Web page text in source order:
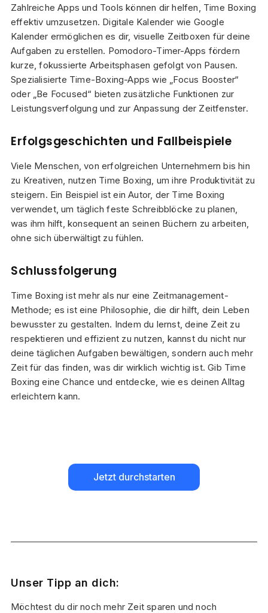
Zahlreiche Apps und Tools können dir helfen, Time Boxing
effektiv umzusetzen. Digitale Kalender wie Google
Kalender ermöglichen es dir, visuelle Zeitboxen für deine
Aufgaben zu erstellen. Pomodoro-Timer-Apps fördern
kurze, fokussierte Arbeitsphasen gefolgt von Pausen.
Spezialisierte Time-Boxing-Apps wie „Focus Booster“
oder „Be Focused“ bieten zusätzliche Funktionen zur
Leistungsverfolgung und zur Anpassung der Zeitfenster.
Erfolgsgeschichten und Fallbeispiele
Viele Menschen, von erfolgreichen Unternehmern bis hin
zu Kreativen, nutzen Time Boxing, um ihre Produktivität zu
steigern. Ein Beispiel ist ein Autor, der Time Boxing
verwendet, um täglich feste Schreibblöcke zu planen,
was ihm hilft, konsequent an seinen Büchern zu arbeiten,
ohne sich überwältigt zu fühlen.
Schlussfolgerung
Time Boxing ist mehr als nur eine Zeitmanagement-
Methode; es ist eine Philosophie, die dir hilft, dein Leben
bewusster zu gestalten. Indem du lernst, deine Zeit zu
respektieren und effizient zu nutzen, kannst du nicht nur
deine täglichen Aufgaben bewältigen, sondern auch mehr
Zeit für das finden, was dir wirklich wichtig ist. Gib Time
Boxing eine Chance und entdecke, wie es deinen Alltag
erleichtern kann.
Jetzt durchstarten
Unser Tipp an dich:
Möchtest du dir noch mehr Zeit sparen und noch